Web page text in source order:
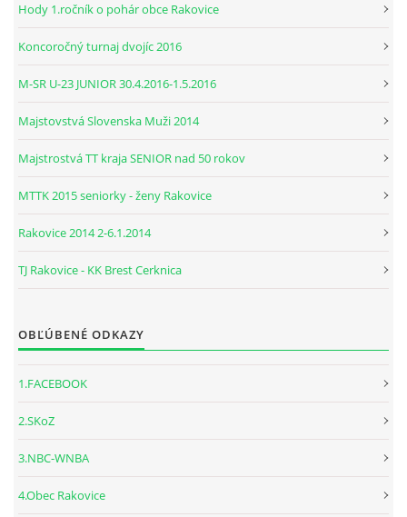
Hody 1.ročník o pohár obce Rakovice
Koncoročný turnaj dvojíc 2016
M-SR U-23 JUNIOR 30.4.2016-1.5.2016
Majstovstvá Slovenska Muži 2014
Majstrostvá TT kraja SENIOR nad 50 rokov
MTTK 2015 seniorky - ženy Rakovice
Rakovice 2014 2-6.1.2014
TJ Rakovice - KK Brest Cerknica
OBĽÚBENÉ ODKAZY
1.FACEBOOK
2.SKoZ
3.NBC-WNBA
4.Obec Rakovice